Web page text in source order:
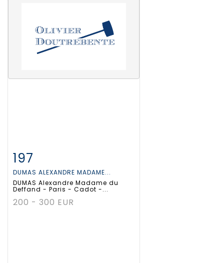
Fiche détaillée
197
DUMAS ALEXANDRE MADAME...
DUMAS Alexandre Madame du
Deffand - Paris - Cadot -...
200 - 300 EUR